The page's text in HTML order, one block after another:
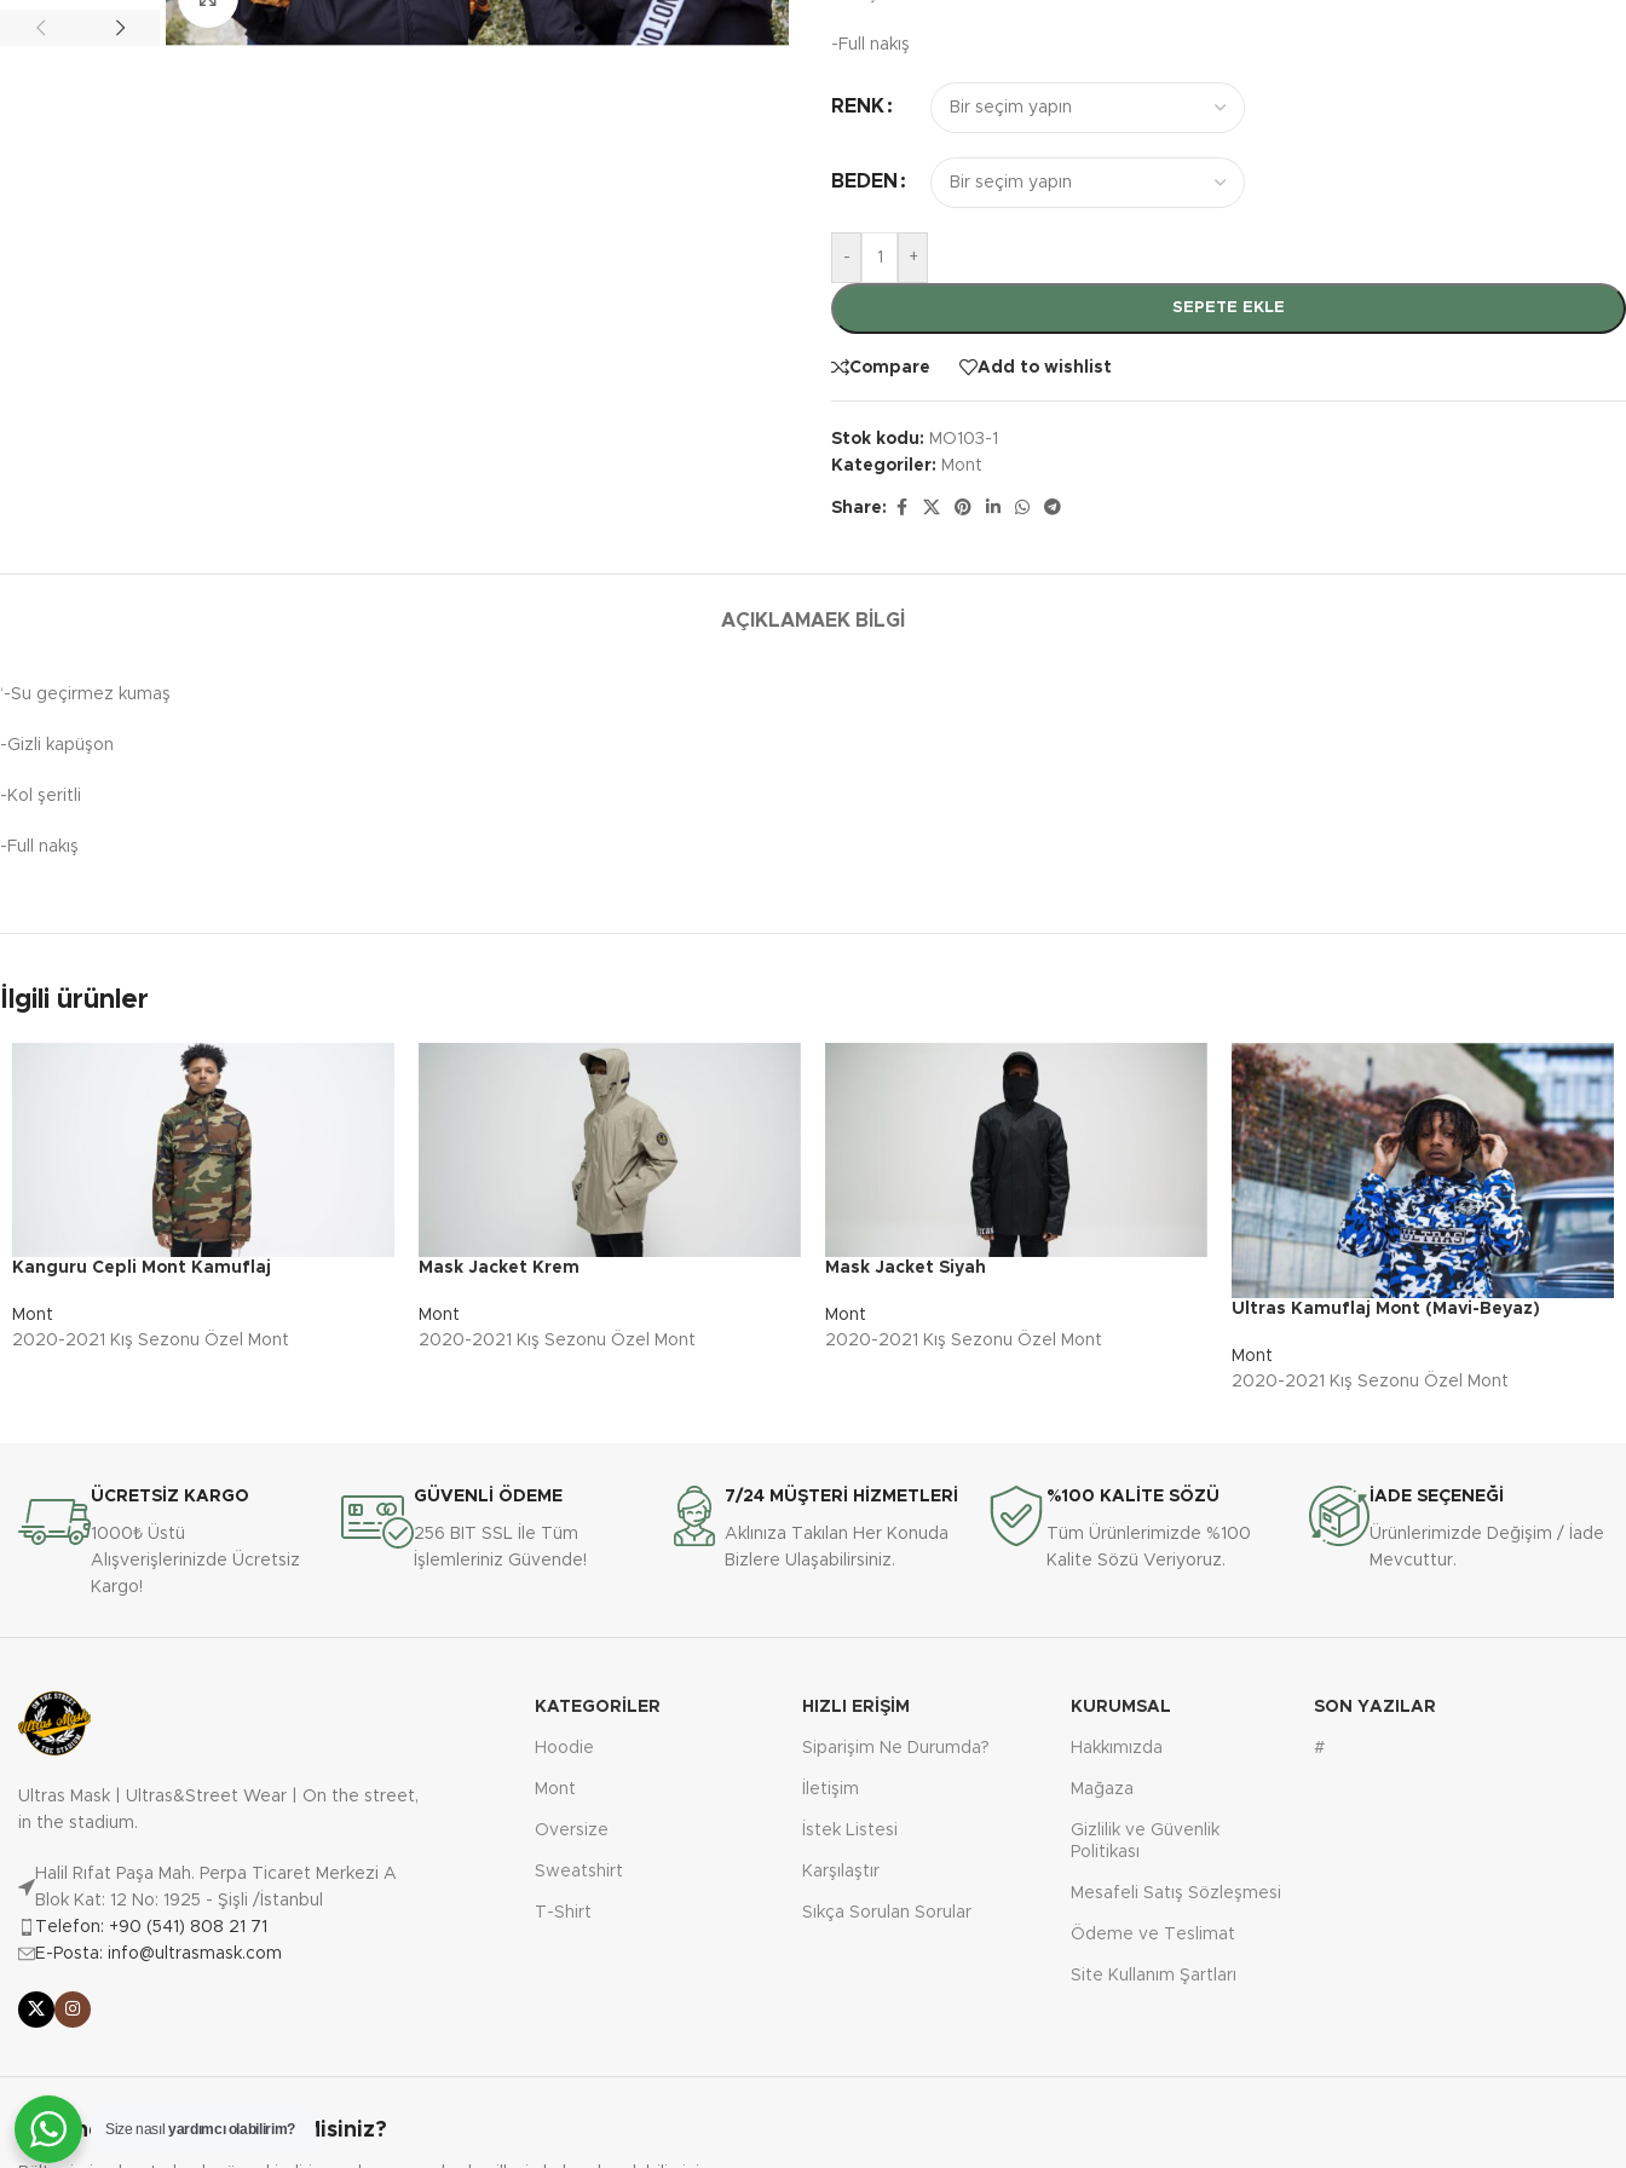
-Full nakış
RENK
BEDEN
- +
SEPETE EKLE
Compare Add to wishlist
Stok kodu: MO103-1
Kategoriler: Mont
Share:
AÇIKLAMAEK BILGI
‘-Su geçirmez kumaş
-Gizli kapüşon
-Kol şeritli
-Full nakış
İlgili ürünler
Kanguru Cepli Mont Kamuflaj
Mont
2020-2021 Kış Sezonu Özel Mont
Mask Jacket Krem
Mont
2020-2021 Kış Sezonu Özel Mont
Mask Jacket Siyah
Mont
2020-2021 Kış Sezonu Özel Mont
Ultras Kamuflaj Mont (Mavi-Beyaz)
Mont
2020-2021 Kış Sezonu Özel Mont
ÜCRETSİZ KARGO
1000₺ Üstü
Alışverişlerinizde Ücretsiz
Kargo!
GÜVENLİ ÖDEME
256 BIT SSL İle Tüm
İşlemleriniz Güvende!
7/24 MÜŞTERİ HİZMETLERİ
Aklınıza Takılan Her Konuda
Bizlere Ulaşabilirsiniz.
%100 KALİTE SÖZÜ
Tüm Ürünlerimizde %100
Kalite Sözü Veriyoruz.
İADE SEÇENEĞİ
Ürünlerimizde Değişim / İade
Mevcuttur.
Ultras Mask | Ultras&Street Wear | On the street,
in the stadium.
Halil Rıfat Paşa Mah. Perpa Ticaret Merkezi A
Blok Kat: 12 No: 1925 - Şişli /İstanbul
Telefon: +90 (541) 808 21 71
E-Posta: info@ultrasmask.com
KATEGORILER
Hoodie
Mont
Oversize
Sweatshirt
T-Shirt
HIZLI ERIŞIM
Siparişim Ne Durumda?
İletişim
İstek Listesi
Karşılaştır
Sıkça Sorulan Sorular
KURUMSAL
Hakkımızda
Mağaza
Gizlilik ve Güvenlik
Politikası
Mesafeli Satış Sözleşmesi
Ödeme ve Teslimat
Site Kullanım Şartları
SON YAZILAR
#
Bültene Kayıt Olmak İster Misiniz?
Size nasılyardımcı olabilirim?